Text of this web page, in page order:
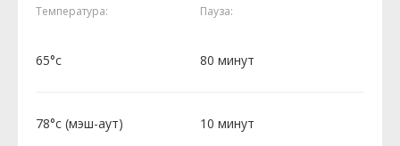
Температура: Пауза:
65°c 80 минут
78°c (мэш-аут) 10 минут